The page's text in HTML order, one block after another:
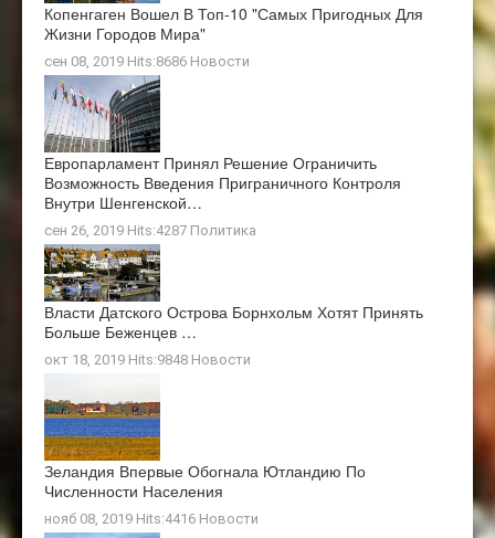
Копенгаген Вошел В Топ-10 "самых Пригодных Для
Жизни Городов Мира"
сен 08, 2019 Hits:8686 Новости
Европарламент Принял Решение Ограничить
Возможность Введения Приграничного Контроля
Внутри Шенгенской…
сен 26, 2019 Hits:4287 Политика
Власти Датского Острова Борнхольм Хотят Принять
Больше Беженцев …
окт 18, 2019 Hits:9848 Новости
Зеландия Впервые Обогнала Ютландию По
Численности Населения
нояб 08, 2019 Hits:4416 Новости